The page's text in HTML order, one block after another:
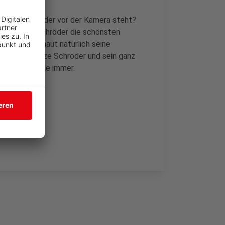
Bühne oder vor der Kamera steht?
Atze Schröder die schönsten
und haut natürlich seine
lieben. Atze Schröder und sein ganz
so lustig wie immer.